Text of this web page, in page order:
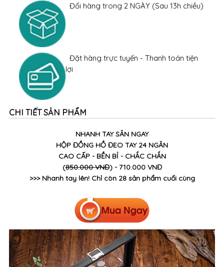
Đổi hàng trong 2 NGÀY (Sau 13h chiều)
Đặt hàng trực tuyến - Thanh toán tiện
lợi
CHI TIẾT SẢN PHẨM
NHANH TAY SĂN NGAY
HỘP ĐỒNG HỒ ĐEO TAY 24 NGĂN
CAO CẤP - BỀN BỈ - CHẮC CHẮN
(850.000 VNĐ) - 710.000 VNĐ
>>> Nhanh tay lên! Chỉ còn 28 sản phẩm cuối cùng